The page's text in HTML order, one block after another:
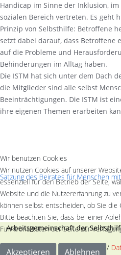
Handicap im Sinne der Inklusion,
sozialen Bereich vertreten. Es geht
Prinzip von Selbsthilfe: Betroffene
setzt dabei darauf, dass Betroffene
auf die Probleme und
Behinderungen im Alltag haben.
Die ISTM hat sich unter dem Dach
die Mitglieder sind alle selbst
Beeinträchtigungen. Die ISTM ist
ihre eigenen Themen erarbeiten
Satzung des Beirates für Menschen
Arbeitsgemeinschaft der
Impressum /
Wir benutzen Cookies
Wir nutzen Cookies auf unserer
essenziell für den Betrieb der Seite,
Website und die Nutzererfahrung zu
können selbst entscheiden, ob Sie die
Bitte beachten Sie, dass bei einer
Funktionalitäten der Seite zur
Akzeptieren Ablehnen